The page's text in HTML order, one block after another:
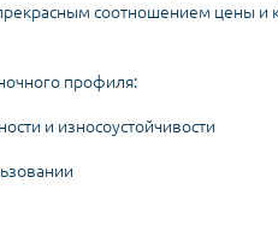
соотношением цены и
профиля:
и износоустойчивости